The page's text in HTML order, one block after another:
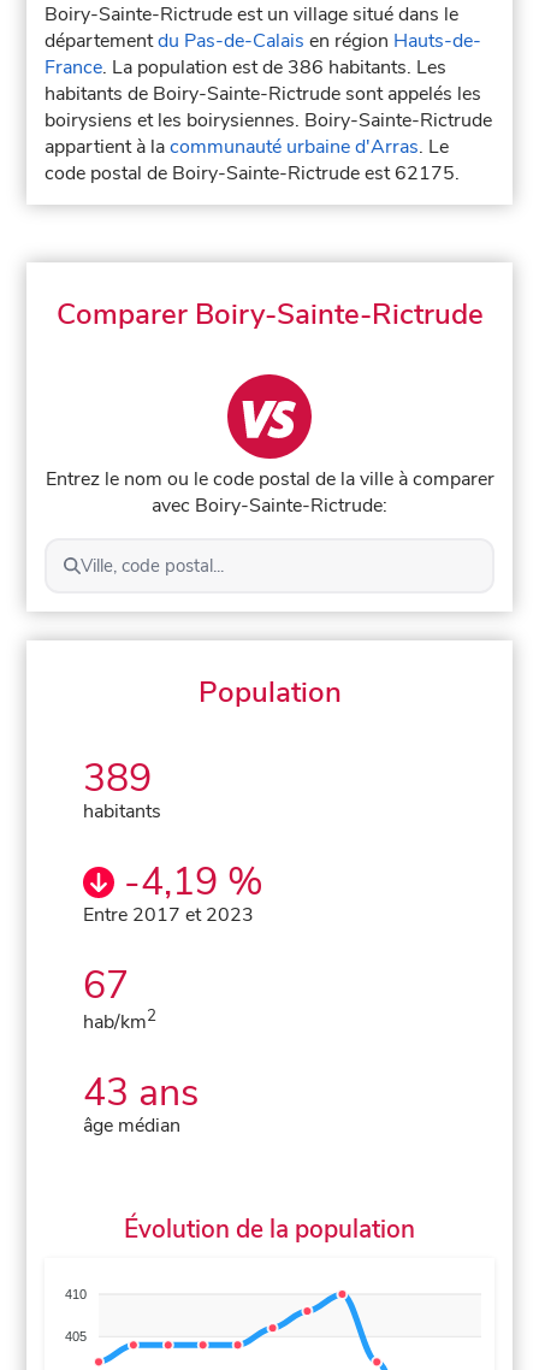
Boiry-Sainte-Rictrude est un village situé dans le
départementdu Pas-de-Calais en région Hauts-de-
France. La population est de 386 habitants. Les
habitants de Boiry-Sainte-Rictrude sont appelés les
boirysiens et les boirysiennes. Boiry-Sainte-Rictrude
appartient à lacommunauté urbaine d'Arras. Le
code postal de Boiry-Sainte-Rictrude est 62175.
Comparer Boiry-Sainte-Rictrude
Entrez le nom ou le code postal de la ville à comparer
avec Boiry-Sainte-Rictrude:
Ville, code postal...
Population
389
habitants
-4,19 %
Entre 2017 et 2023
67
hab/km2
43 ans
âge médian
Évolution de la population
410
405